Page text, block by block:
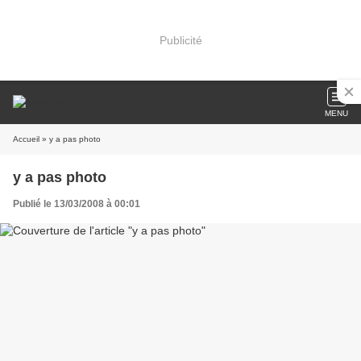
Publicité
MENU
Accueil » y a pas photo
y a pas photo
Publié le 13/03/2008 à 00:01